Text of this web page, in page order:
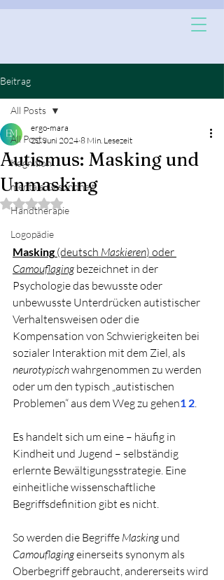
Beitrag
All Posts
Kognition
mentale Gesundheit
Handtherapie
Logopädie
All Posts
Autismus: Masking und
Unmasking
ergo-mara
22. Juni 2024 8 Min. Lesezeit
Mit NaN von 5 Sternen bewertet.
Masking (deutsch Maskieren) oder
Camouflaging bezeichnet in der
Psychologie das bewusste oder
unbewusste Unterdrücken autistischer
Verhaltensweisen oder die
Kompensation von Schwierigkeiten bei
sozialer Interaktion mit dem Ziel, als
neurotypisch wahrgenommen zu werden
oder um den typisch „autistischen
Problemen“ aus dem Weg zu gehen1 2.
Es handelt sich um eine – häufig in
Kindheit und Jugend – selbständig
erlernte Bewältigungsstrategie. Eine
einheitliche wissenschaftliche
Begriffsdefinition gibt es nicht.
So werden die Begriffe Masking und
Camouflaging einerseits synonym als
Oberbegriff gebraucht, andererseits wird